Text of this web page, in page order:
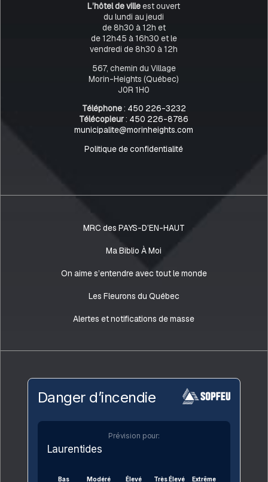
L’hôtel de villeest ouvert
du lundi au jeudi
de 8h30 à 12h et
de 12h45 à 16h30 et le
vendredi de 8h30 à 12h
567, chemin du Village
Morin-Heights (Québec)
J0R 1H0
Téléphone: 450 226-3232
Télécopieur: 450 226-8786
municipalite@morinheights.com
Politique de confidentialité
MRC des PAYS-D’EN-HAUT
Ma Biblio À Moi
On aime s’entendre avec tout le monde
Les Fleurons du Québec
Alertes et notifications de masse
Danger d’incendie
Prévision pour:
Laurentides
Bas Modéré Élevé Très Élevé Extrême